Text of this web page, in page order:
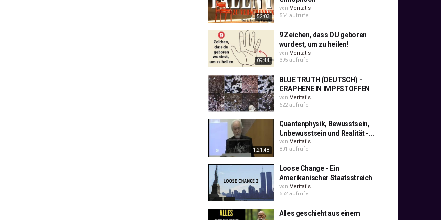
52:03
von Veritatis
564 aufrufe
09:44
9 Zeichen, dass DU geboren
wurdest, um zu heilen!
von Veritatis
395 aufrufe
BLUE TRUTH (DEUTSCH) -
GRAPHENE IN IMPFSTOFFEN
von Veritatis
622 aufrufe
1:21:48
Quantenphysik, Bewusstsein,
Unbewusstsein und Realität -...
von Veritatis
801 aufrufe
Loose Change - Ein
Amerikanischer Staatsstreich
von Veritatis
552 aufrufe
Alles geschieht aus einem